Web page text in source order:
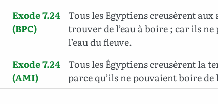
Exode 7.24
(BPC)
Tous les Egyptiens creusèrent
trouver de l’eau à boire ; car ils
l’eau du fleuve.
Exode 7.24
(AMI)
Tous les Égyptiens creusèrent la
parce qu’ils ne pouvaient boire de